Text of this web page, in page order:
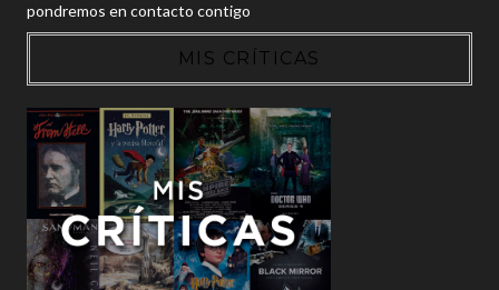
pondremos en contacto contigo
MIS CRÍTICAS